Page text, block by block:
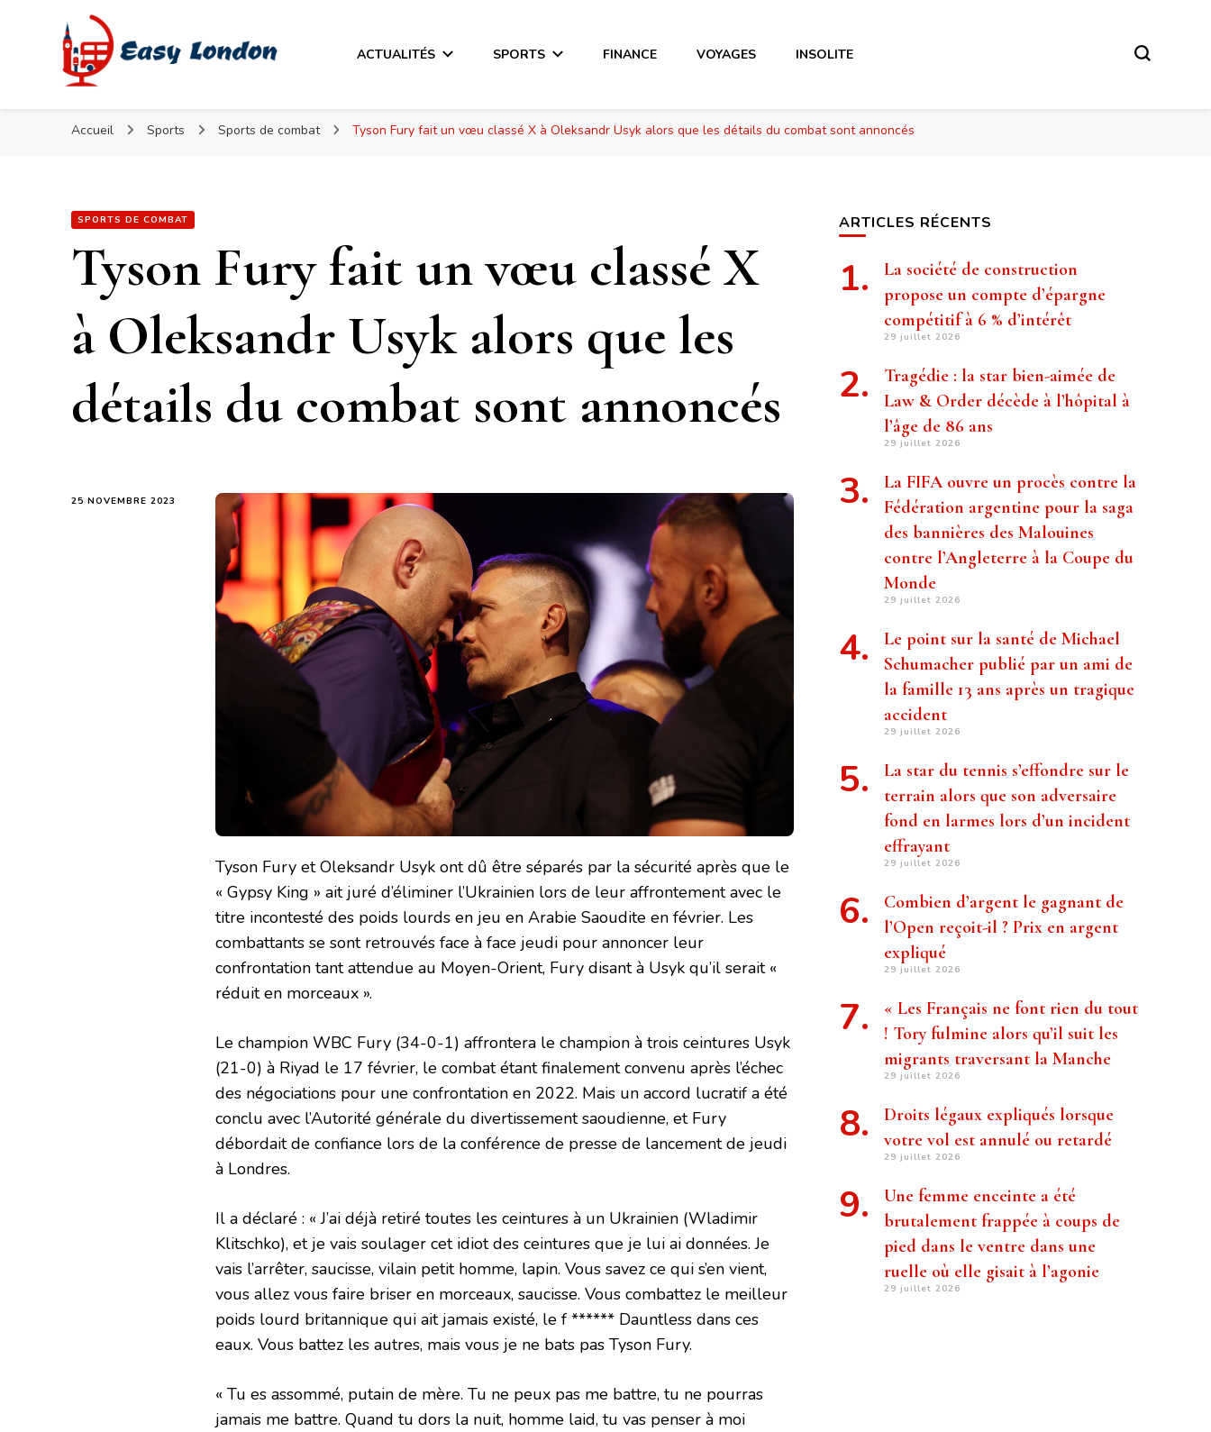
Easy London
Easy London
ACTUALITÉS SPORTS FINANCE VOYAGES INSOLITE
Accueil Sports Sports de combat Tyson Fury fait un vœu classé X à Oleksandr Usyk alors que les détails du combat sont annoncés
SPORTS DE COMBAT
Tyson Fury fait un vœu classé X
à Oleksandr Usyk alors que les
détails du combat sont annoncés
25 NOVEMBRE 2023
Tyson Fury et Oleksandr Usyk ont ​​dû être séparés par la sécurité après que le
« Gypsy King » ait juré d’éliminer l’Ukrainien lors de leur affrontement avec le
titre incontesté des poids lourds en jeu en Arabie Saoudite en février. Les
combattants se sont retrouvés face à face jeudi pour annoncer leur
confrontation tant attendue au Moyen-Orient, Fury disant à Usyk qu’il serait «
réduit en morceaux ».
Le champion WBC Fury (34-0-1) affrontera le champion à trois ceintures Usyk
(21-0) à Riyad le 17 février, le combat étant finalement convenu après l’échec
des négociations pour une confrontation en 2022. Mais un accord lucratif a été
conclu avec l’Autorité générale du divertissement saoudienne, et Fury
débordait de confiance lors de la conférence de presse de lancement de jeudi
à Londres.
Il a déclaré : « J’ai déjà retiré toutes les ceintures à un Ukrainien (Wladimir
Klitschko), et je vais soulager cet idiot des ceintures que je lui ai données. Je
vais l’arrêter, saucisse, vilain petit homme, lapin. Vous savez ce qui s’en vient,
vous allez vous faire briser en morceaux, saucisse. Vous combattez le meilleur
poids lourd britannique qui ait jamais existé, le f ****** Dauntless dans ces
eaux. Vous battez les autres, mais vous je ne bats pas Tyson Fury.
« Tu es assommé, putain de mère. Tu ne peux pas me battre, tu ne pourras
jamais me battre. Quand tu dors la nuit, homme laid, tu vas penser à moi
ARTICLES RÉCENTS
La société de construction
propose un compte d’épargne
compétitif à 6 % d’intérêt
29 juillet 2026
Tragédie : la star bien-aimée de
Law & Order décède à l’hôpital à
l’âge de 86 ans
29 juillet 2026
La FIFA ouvre un procès contre la
Fédération argentine pour la saga
des bannières des Malouines
contre l’Angleterre à la Coupe du
Monde
29 juillet 2026
Le point sur la santé de Michael
Schumacher publié par un ami de
la famille 13 ans après un tragique
accident
29 juillet 2026
La star du tennis s’effondre sur le
terrain alors que son adversaire
fond en larmes lors d’un incident
effrayant
29 juillet 2026
Combien d’argent le gagnant de
l’Open reçoit-il ? Prix ​​en argent
expliqué
29 juillet 2026
« Les Français ne font rien du tout
! Tory fulmine alors qu’il suit les
migrants traversant la Manche
29 juillet 2026
Droits légaux expliqués lorsque
votre vol est annulé ou retardé
29 juillet 2026
Une femme enceinte a été
brutalement frappée à coups de
pied dans le ventre dans une
ruelle où elle gisait à l’agonie
29 juillet 2026